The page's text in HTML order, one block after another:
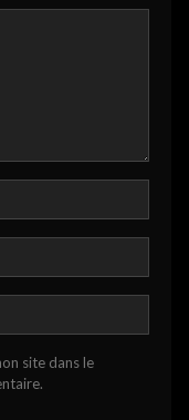
site dans le